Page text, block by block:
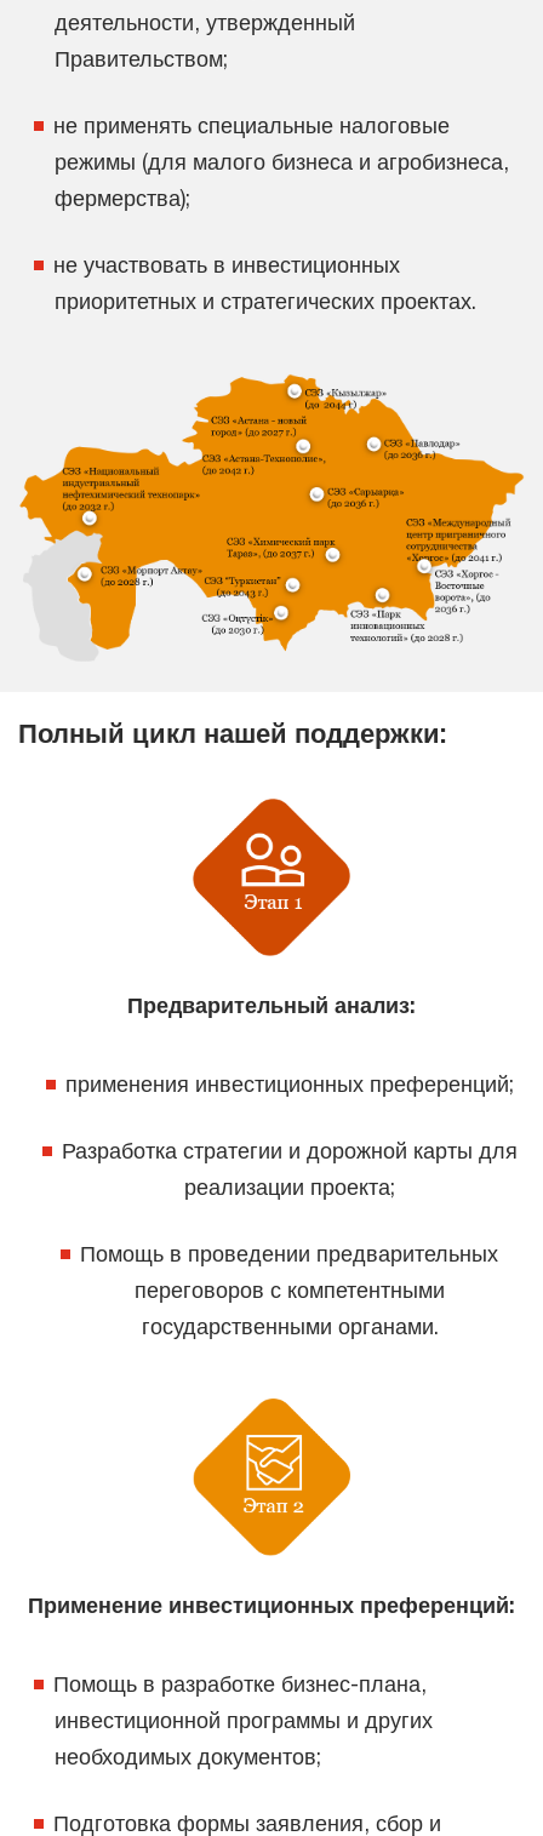
деятельности, утвержденный
Правительством;
не применять специальные налоговые
режимы (для малого бизнеса и агробизнеса,
фермерства);
не участвовать в инвестиционных
приоритетных и стратегических проектах.
Полный цикл нашей поддержки:
Предварительный анализ:
применения инвестиционных преференций;
Разработка стратегии и дорожной карты для
реализации проекта;
Помощь в проведении предварительных
переговоров с компетентными
государственными органами.
Применение инвестиционных преференций:
Помощь в разработке бизнес-плана,
инвестиционной программы и других
необходимых документов;
Подготовка формы заявления, сбор и